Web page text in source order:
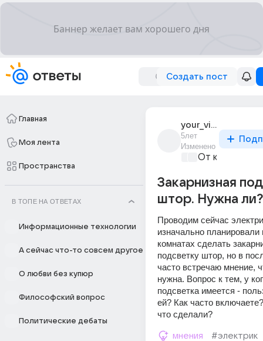
Создать пост
Главная
Моя лента
Пространства
В ТОПЕ НА ОТВЕТАХ
Информационные технологии
А сейчас что-то совсем другое
О любви без купюр
Философский вопрос
Политические дебаты
your_victory
5лет
Изменено
От колыбели
Закарнизная
штор. Нужна ли?
Проводим сейчас
изначально планировали
комнатах сделать
подсветку штор, но в
часто встречаю мнение,
нужна. Вопрос к тем, у
подсветка имеется -
ей? Как часто
что сделали?
мнения #электрик